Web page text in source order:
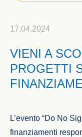
17.04.2024
VIENI A
PROGETTI
L’evento “Do No
finanziamenti